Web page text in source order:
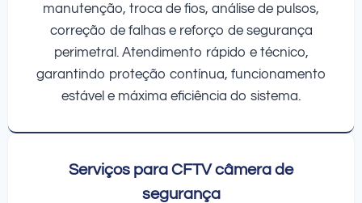
manutenção, troca de fios, análise de pulsos,
correção de falhas e reforço de segurança
perimetral. Atendimento rápido e técnico,
garantindo proteção contínua, funcionamento
estável e máxima eficiência do sistema.
Serviços para CFTV câmera de
segurança